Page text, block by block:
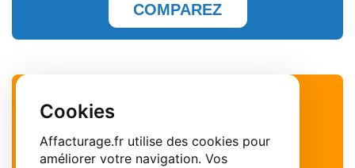
Cookies
Affacturage.fr utilise des cookies pour
améliorer votre navigation. Vos
COMPAREZ
Une question sur les définitions ?
01.84.21.85.40